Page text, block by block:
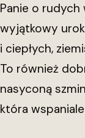
Panie o
wyjątkowy
i ciepłych,
To również
nasyconą
która